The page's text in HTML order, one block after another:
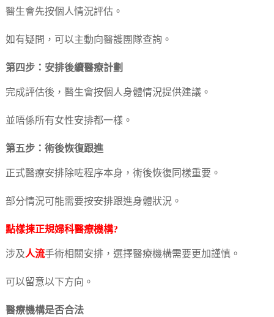
醫生會先按個人情況評估。
如有疑問，可以主動向醫護團隊查詢。
第四步：安排後續醫療計劃
完成評估後，醫生會按個人身體情況提供建議。
並唔係所有女性安排都一樣。
第五步：術後恢復跟進
正式醫療安排除咗程序本身，術後恢復同樣重要。
部分情況可能需要按安排跟進身體狀況。
點樣揀正規婦科醫療機構?
涉及人流手術相關安排，選擇醫療機構需要更加謹慎。
可以留意以下方向。
醫療機構是否合法